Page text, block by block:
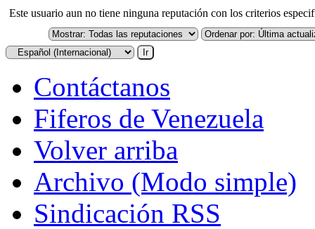
Este usuario aun no tiene ninguna reputación con los criterios
Contáctanos
Fiferos de Venezuela
Volver arriba
Archivo (Modo simple)
Sindicación RSS